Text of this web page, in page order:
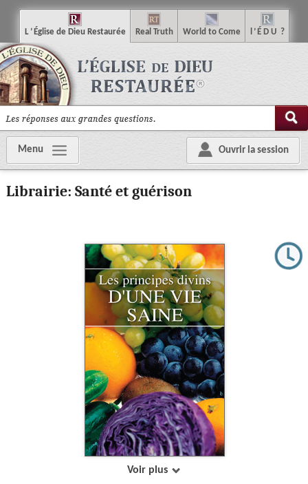
L ’ Église de Dieu Restaurée Real Truth World to Come ’ É D U ?
Ouvrir la session
Menu
Librairie: Santé et guérison
Voir plus